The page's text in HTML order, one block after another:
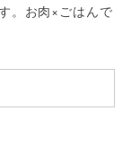
。お肉×ごはんで